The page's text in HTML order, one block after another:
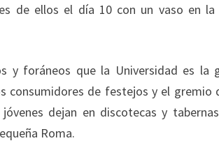
de ellos el día 10 con un vaso en
y foráneos que la Universidad es la
consumidores de festejos y el gremio
dejan en discotecas y
Roma.